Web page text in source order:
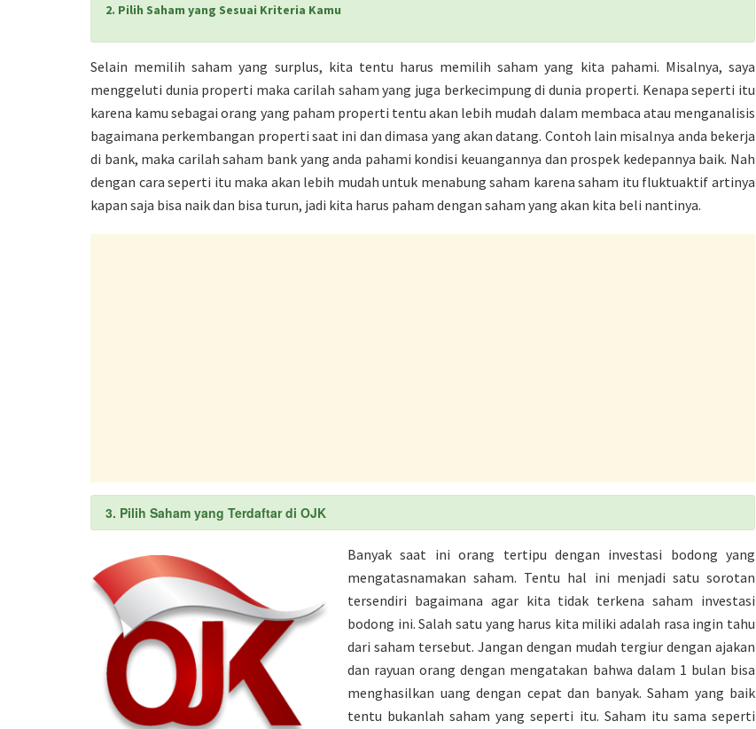
2. Pilih Saham yang Sesuai Kriteria Kamu
Selain memilih saham yang surplus, kita tentu harus memilih saham yang kita pahami. Misalnya, saya
menggeluti dunia properti maka carilah saham yang juga berkecimpung di dunia properti. Kenapa seperti itu
karena kamu sebagai orang yang paham properti tentu akan lebih mudah dalam membaca atau menganalisis
bagaimana perkembangan properti saat ini dan dimasa yang akan datang. Contoh lain misalnya anda bekerja
di bank, maka carilah saham bank yang anda pahami kondisi keuangannya dan prospek kedepannya baik. Nah
dengan cara seperti itu maka akan lebih mudah untuk menabung saham karena saham itu fluktuaktif artinya
kapan saja bisa naik dan bisa turun, jadi kita harus paham dengan saham yang akan kita beli nantinya.
3. Pilih Saham yang Terdaftar di OJK
Banyak saat ini orang tertipu dengan investasi bodong yang
mengatasnamakan saham. Tentu hal ini menjadi satu sorotan
tersendiri bagaimana agar kita tidak terkena saham investasi
bodong ini. Salah satu yang harus kita miliki adalah rasa ingin tahu
dari saham tersebut. Jangan dengan mudah tergiur dengan ajakan
dan rayuan orang dengan mengatakan bahwa dalam 1 bulan bisa
menghasilkan uang dengan cepat dan banyak. Saham yang baik
tentu bukanlah saham yang seperti itu. Saham itu sama seperti